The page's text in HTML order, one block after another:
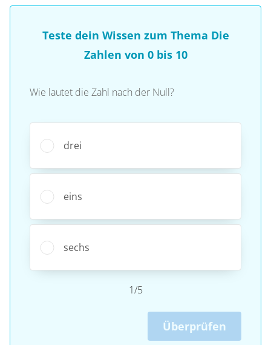
Teste dein Wissen zum Thema Die
Zahlen von 0 bis 10
Wie lautet die Zahl nach der Null?
drei
eins
sechs
1/5
Überprüfen